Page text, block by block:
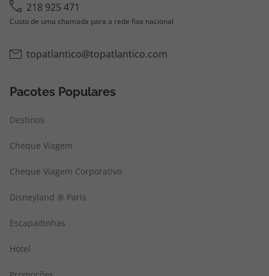
218 925 471
Custo de uma chamada para a rede fixa nacional
topatlantico@topatlantico.com
Pacotes Populares
Destinos
Cheque Viagem
Cheque Viagem Corporativo
Disneyland ® Paris
Escapadinhas
Hotel